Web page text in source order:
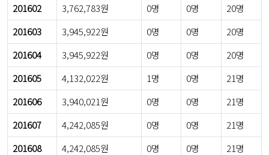
201602
3,762,783원 0명 0명
20명
201603
3,945,922원 0명 0명
20명
201604
3,945,922원 0명 0명
20명
201605
4,132,022원 1명 0명
21명
201606
3,940,021원 0명 0명
21명
201607
4,242,085원 0명 0명
21명
201608
4,242,085원 0명 0명
21명